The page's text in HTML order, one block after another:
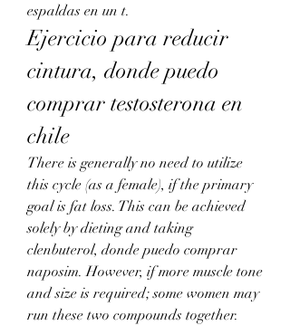
espaldas en un t.
Ejercicio para reducir
cintura, donde puedo
comprar testosterona en
chile
There is generally no need to utilize
this cycle (as a female), if the primary
goal is fat loss. This can be achieved
solely by dieting and taking
clenbuterol, donde puedo comprar
naposim. However, if more muscle tone
and size is required; some women may
run these two compounds together.